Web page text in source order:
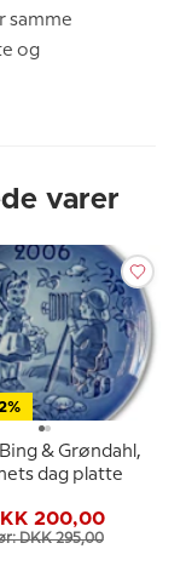
samme
og
varer
& Grøndahl,
dag platte
200,00
DKK 295,00